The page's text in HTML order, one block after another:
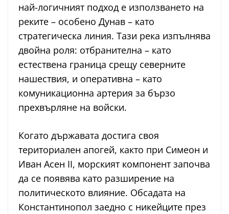
най-логичният подход е използването на
реките – особено Дунав – като
стратегическа линия. Тази река изпълнява
двойна роля: отбранителна – като
естествена граница срещу северните
нашествия, и оперативна – като
комуникационна артерия за бързо
прехвърляне на войски.
Когато държавата достига своя
териториален апогей, както при Симеон и
Иван Асен II, морският компонент започва
да се появява като разширение на
политическото влияние. Обсадата на
Константинопол заедно с никейците през